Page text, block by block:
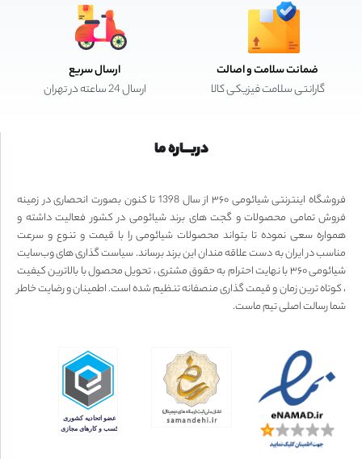
ضمانت سلامت و اصالت
گارانتی سلامت فیزیکی کالا
ارسال سریع
ارسال 24 ساعته در تهران
دربـــاره ما
فروشگاه اینترنتی شیائومی ۳۶۰ از سال 1398 تا کنون بصورت انحصاری در زمینه
فروش تمامی محصولات و گجت های برند شیائومی در کشور فعالیت داشته و
همواره سعی نموده تا بتواند محصولات شیائومی را با قیمت و تنوع و سرعت
مناسب در ایران به دست علاقه مندان این برند برساند. سیاست گذاری های وب‌سایت
شیائومی ۳۶۰ با نهایت احترام به حقوق مشتری ، تحویل محصول با بالاترین کیفیت
، کوتاه ترین زمان و قیمت گذاری منصفانه تنظیم شده است. اطمینان و رضایت خاطر
شما رسالت اصلی تیم ماست.